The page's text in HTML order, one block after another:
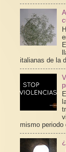
italianas de la
mismo periodo